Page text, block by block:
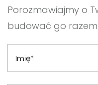
Porozmawiajmy o
budować go
Imię*